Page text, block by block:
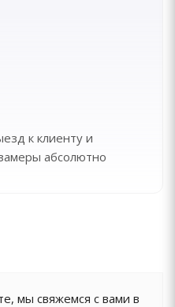
к клиенту и
абсолютно
мы свяжемся с вами в